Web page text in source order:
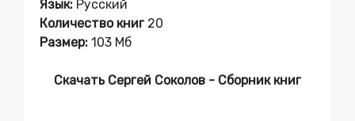
Язык: Русский
Количество книг20
Размер: 103 Мб
Скачать Сергей Соколов - Сборник книг